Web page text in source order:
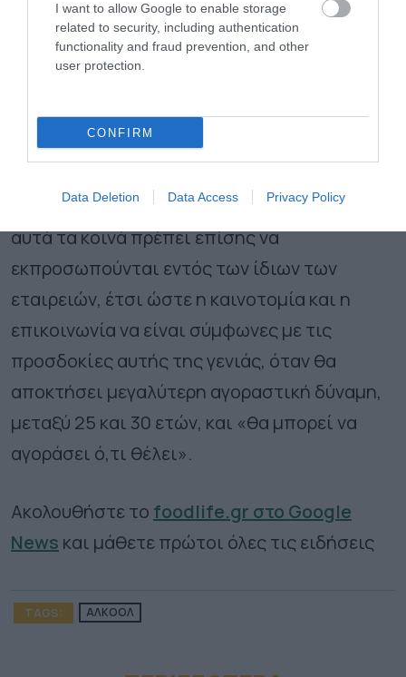
I want to allow Google to enable storage
related to security, including authentication
functionality and fraud prevention, and other
user protection.
CONFIRM
Data Deletion Data Access Privacy Policy
στις εταιρείες να προσαρμόσουν τη
στρατηγική τους: για να προσεγγίσουν τη
με μεγαλύτερη ακρίβεια στις γυναίκες, ιδίως
στις πτυχιούχες, καθώς και άτομα από
δεν πρέπει να περιορίζεται στο μάρκετινγκ:
αυτά τα κοινά πρέπει επίσης να
εκπροσωπούνται εντός των ίδιων των
εταιρειών, έτσι ώστε η καινοτομία και η
επικοινωνία να είναι σύμφωνες με τις
προσδοκίες αυτής της γενιάς, όταν θα
αποκτήσει μεγαλύτερη αγοραστική δύναμη,
μεταξύ 25 και 30 ετών, και «θα μπορεί να
αγοράσει ό,τι θέλει».
Ακολουθήστε το foodlife.gr στο Google
News και μάθετε πρώτοι όλες τις ειδήσεις
TAGS: ΑΛΚΟΟΛ